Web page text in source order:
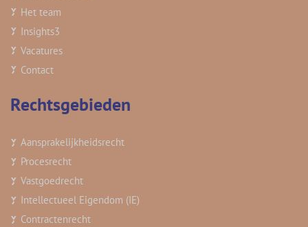
Het team
Insights3
Vacatures
Contact
Rechtsgebieden
Aansprakelijkheidsrecht
Procesrecht
Vastgoedrecht
Intellectueel Eigendom (IE)
Contractenrecht